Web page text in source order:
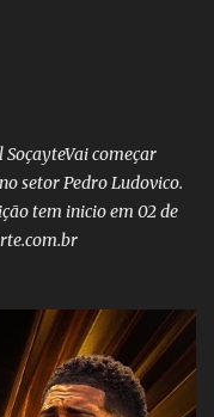
03: Nome: Adolfo
Membro 01:
do Mané Membro
Veículo: Rádio ...
SoçayteVai começar
setor Pedro Ludovico.
tem inicio em 02 de